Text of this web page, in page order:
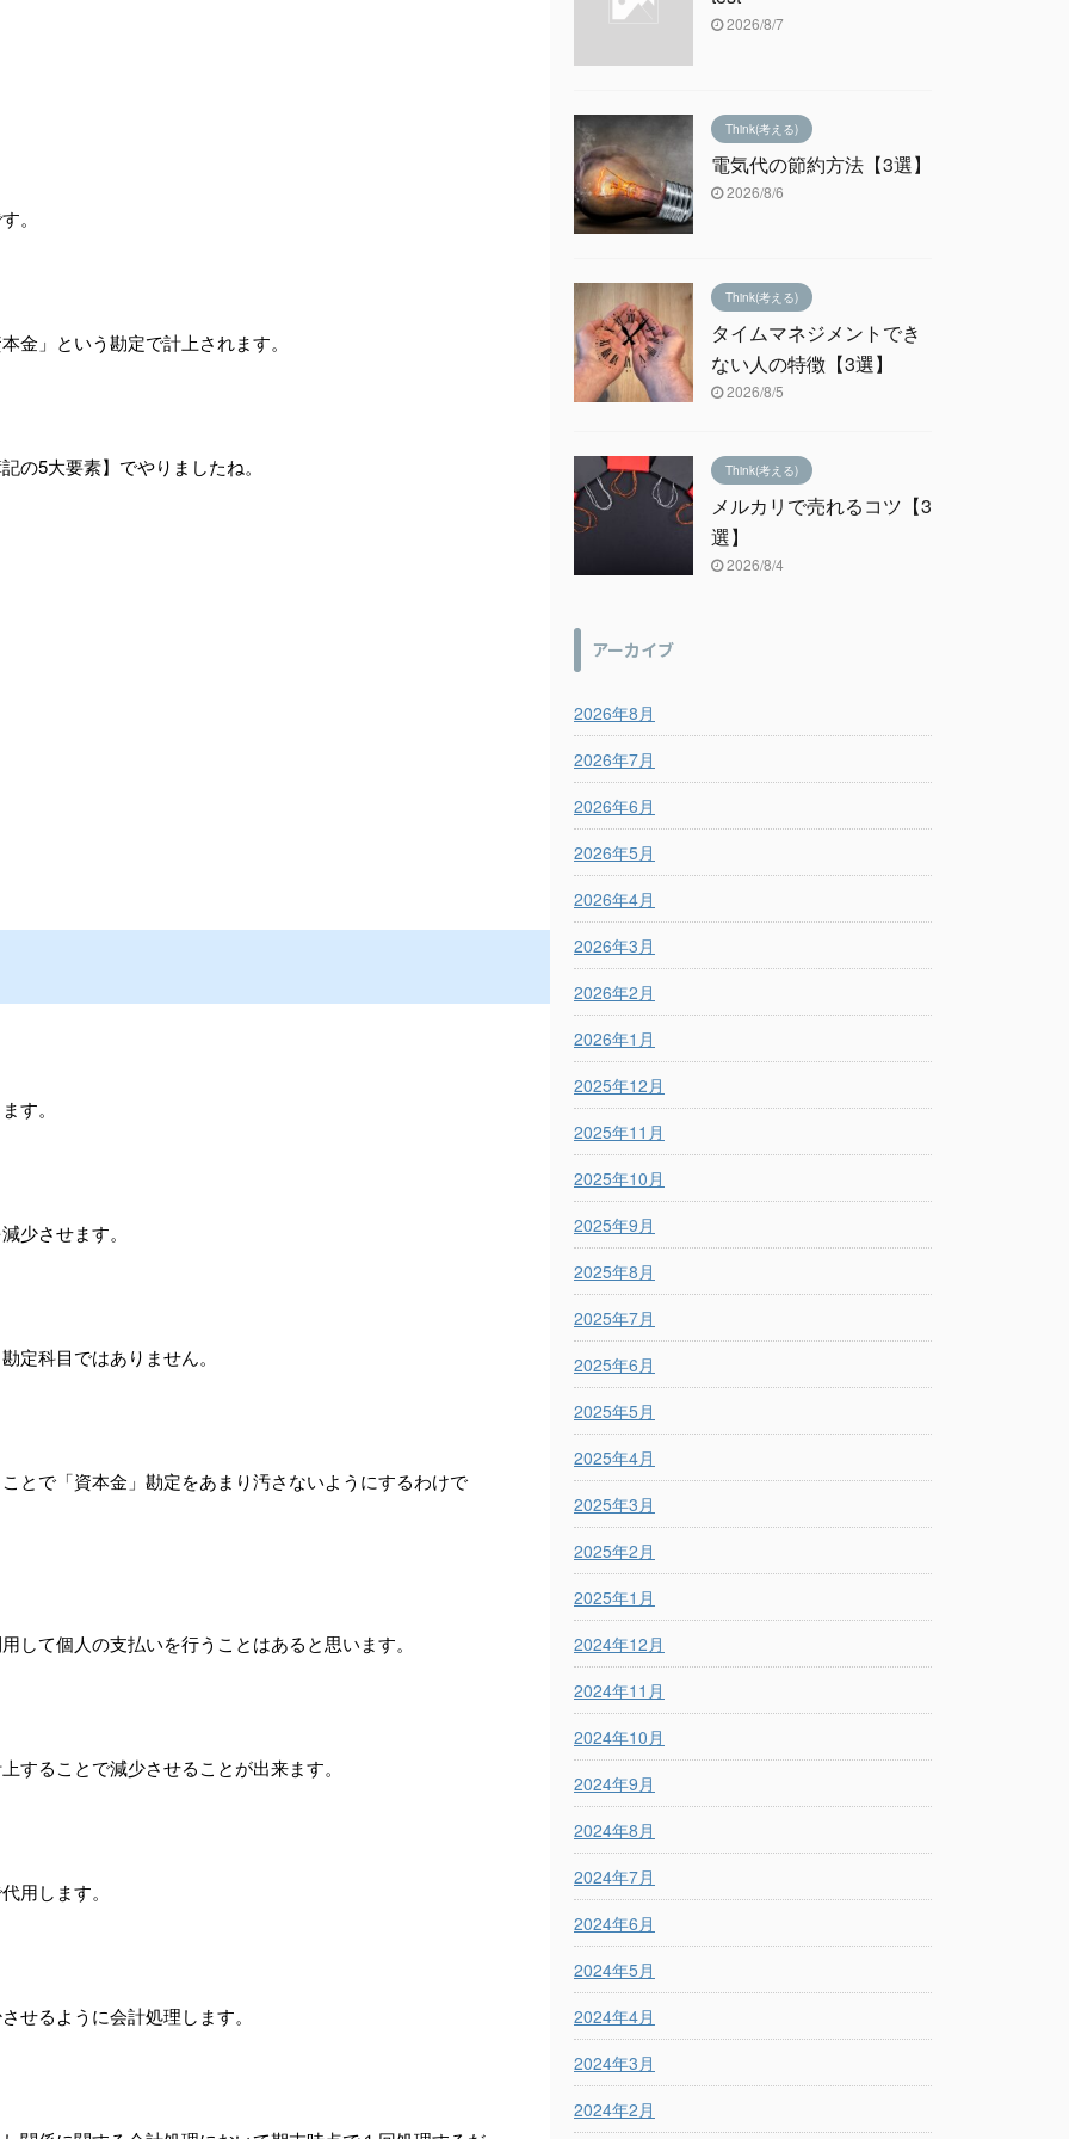
。
金」という勘定で計上されます。
の5大要素】でやりましたね。
す。
少させます。
定科目ではありません。
とで「資本金」勘定をあまり汚さないようにするわけで
して個人の支払いを行うことはあると思います。
することで減少させることが出来ます。
用します。
せるように会計処理します。
2026/8/7
Think(考える)
電気代の節約方法【3選】
2026/8/6
Think(考える)
タイムマネジメントでき
ない人の特徴【3選】
2026/8/5
Think(考える)
メルカリで売れるコツ【3
選】
2026/8/4
アーカイブ
2026年8月
2026年7月
2026年6月
2026年5月
2026年4月
2026年3月
2026年2月
2026年1月
2025年12月
2025年11月
2025年10月
2025年9月
2025年8月
2025年7月
2025年6月
2025年5月
2025年4月
2025年3月
2025年2月
2025年1月
2024年12月
2024年11月
2024年10月
2024年9月
2024年8月
2024年7月
2024年6月
2024年5月
2024年4月
2024年3月
2024年2月